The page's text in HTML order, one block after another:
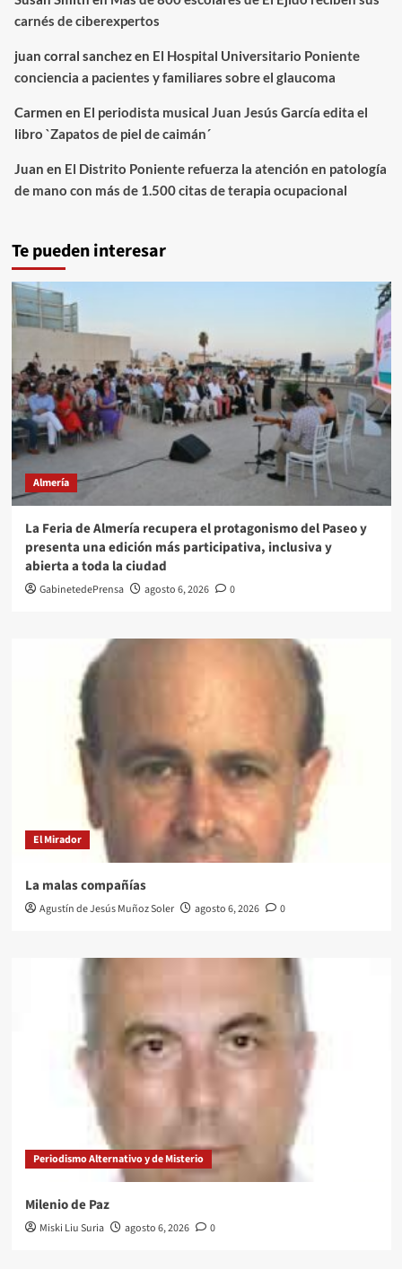
carnés de ciberexpertos
juan corral sanchezen El Hospital Universitario Poniente
conciencia a pacientes y familiares sobre el glaucoma
Carmen en El periodista musical Juan Jesús García edita el
libro `Zapatos de piel de caimán´
Juan en El Distrito Poniente refuerza la atención en patología
de mano con más de 1.500 citas de terapia ocupacional
Te pueden interesar
Almería
La Feria de Almería recupera el protagonismo del Paseo y
presenta una edición más participativa, inclusiva y
abierta a toda la ciudad
GabinetedePrensa agosto 6, 2026 0
El Mirador
La malas compañías
Agustín de Jesús Muñoz Soler agosto 6, 2026 0
Periodismo Alternativo y de Misterio
Milenio de Paz
Miski Liu Suria agosto 6, 2026 0